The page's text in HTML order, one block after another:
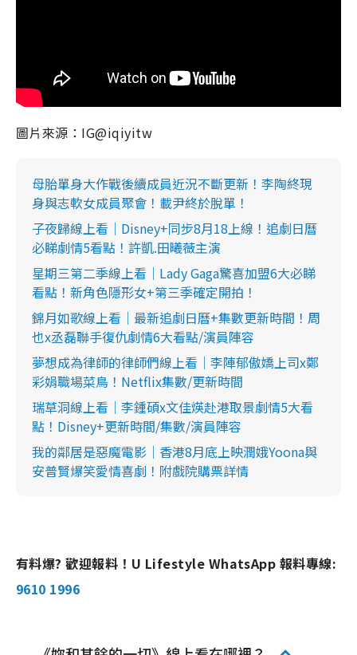
圖片來源：IG@iqiyitw
母胎單身大作戰後續成員近況不斷更新！李陶終現
身與志軟女成員聚會！載尹終於脫單！
子夜歸線上看｜Disney+同步8月18上線！追劇日曆
必睇劇情5看點！許凱.田曦薇主演
星期三第二季線上看｜Lady Gaga驚喜加盟6大必睇
看點！新角色隱形女+第三季確定開拍！
錦月如歌線上看｜最新追劇日曆+集數更新時間！周
也x丞磊聯手復仇劇情6大看點/演員陣容
夢想成為律師的律師們線上看｜李陣郁傲嬌上司x鄭
彩娟職場菜鳥！Netflix集數/更新時間
瑞草洞線上看｜李鍾碩x文佳煐赴港取景劇情5大看
點！Disney+更新時間/集數/演員陣容
我的鄰居是惡魔電影｜香港8月底上映潤娥Yoona與
安普賢爆笑愛情喜劇！附戲院購票詳情
有料爆? 歡迎報料！U Lifestyle WhatsApp 報料專線:
9610 1996